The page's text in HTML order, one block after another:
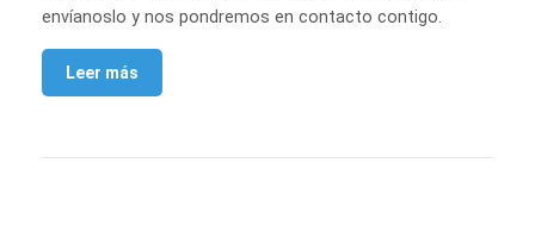
envíanoslo y nos pondremos en contacto contigo.
Leer más